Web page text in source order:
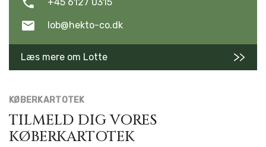
lob@hekto-co.dk
Læs mere om Lotte
KØBERKARTOTEK
TILMELD DIG VORES
KØBERKARTOTEK